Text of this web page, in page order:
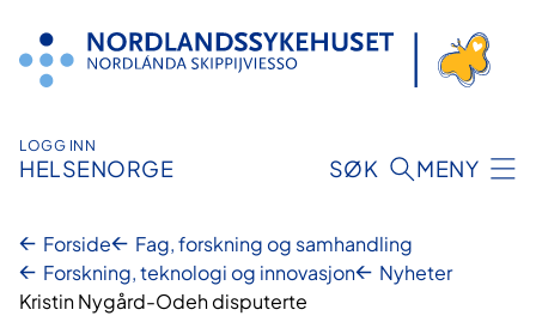
innhold
LOGG INN
HELSENORGE SØK MENY
Forside
Fag, forskning og samhandling
Forskning, teknologi og innovasjon
Nyheter
Kristin Nygård-Odeh disputerte